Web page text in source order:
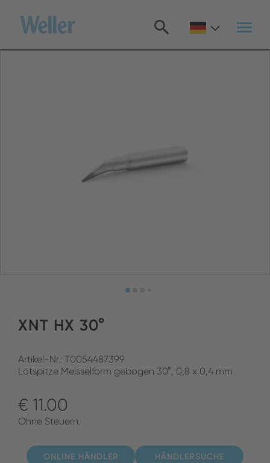
Hauptinhalt
XNT HX 30°
Artikel-Nr.: T0054487399
Lötspitze Meisselform gebogen 30°, 0,8 x 0,4 mm
€ 11.00
Ohne Steuern.
ONLINE HÄNDLER HÄNDLERSUCHE